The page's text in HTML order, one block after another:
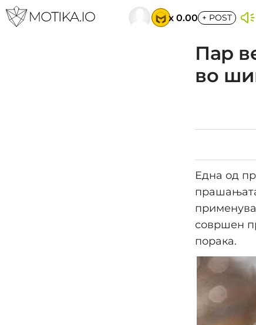
x 0.00 + POST
Пар
во
Една од
совршен
порака.